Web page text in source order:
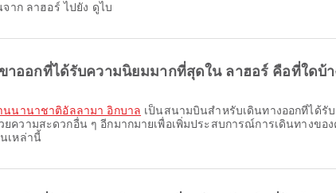
นจาก ลาฮอร์ ไปยัง ดูไบ
าออกที่ได้รับความนิยมมากที่สุดใน ลาฮอร์ คือที่ใดบ้า
านนานาชาติอัลลามา อิกบาล เป็นสนามบินสำหรับเดินทางออกที่ได้
ยความสะดวกอื่น ๆ อีกมากมายเพื่อเพิ่มประสบการณ์การเดินทางข
เหล่านี้